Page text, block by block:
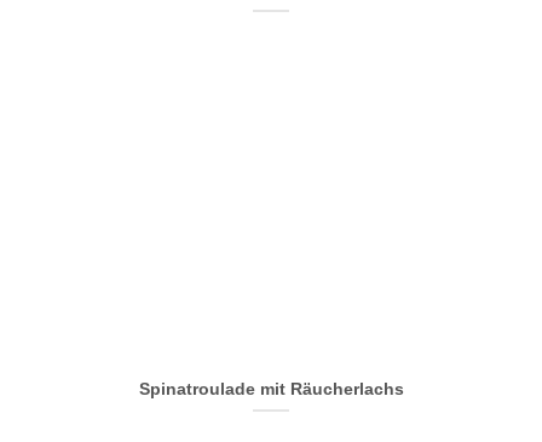
Spinatroulade mit Räucherlachs